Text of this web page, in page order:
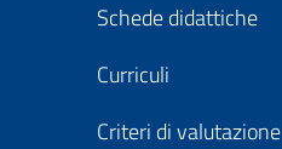
Schede didattiche
Curriculi
Criteri di valutazione